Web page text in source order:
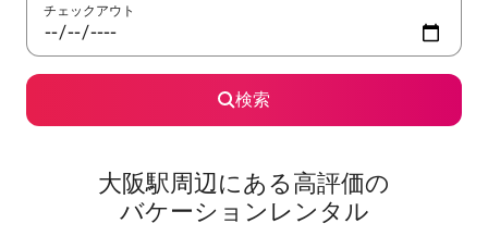
チェックアウト
検索
大阪駅⁠周⁠辺⁠に⁠あ⁠る高⁠評⁠価⁠の
バ⁠ケ⁠ー⁠シ⁠ョ⁠ン⁠レ⁠ン⁠タ⁠ル